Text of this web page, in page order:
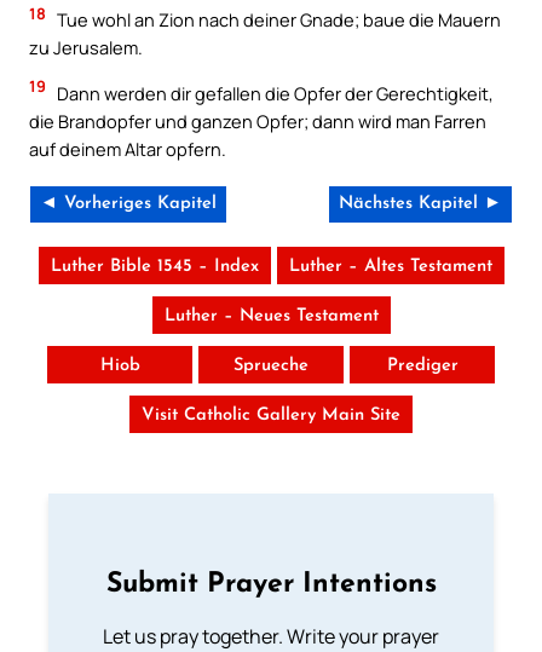
18 Tue wohl an Zion nach deiner Gnade; baue die Mauern
zu Jerusalem.
19
Dann werden dir gefallen die Opfer der Gerechtigkeit,
die Brandopfer und ganzen Opfer; dann wird man Farren
auf deinem Altar opfern.
◄ Vorheriges Kapitel Nächstes Kapitel ►
Luther Bible 1545 – Index Luther – Altes Testament
Luther – Neues Testament
Hiob Sprueche Prediger
Visit Catholic Gallery Main Site
Submit Prayer Intentions
Let us pray together. Write your prayer